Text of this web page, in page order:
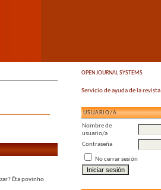
OPEN JOURNAL SYSTEMS
Servicio de ayuda de la revista
USUARIO/A
Nombre de
usuario/a
Contraseña
No cerrar sesión
Êta povinho